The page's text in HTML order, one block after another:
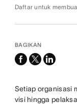
Daftar untuk
BAGIKAN
facebook
x-
linkedin
Setiap organisasi
visi hingga